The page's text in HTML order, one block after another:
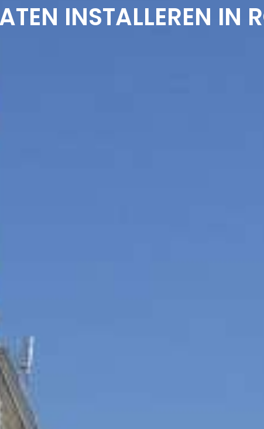
INSTALLEREN IN